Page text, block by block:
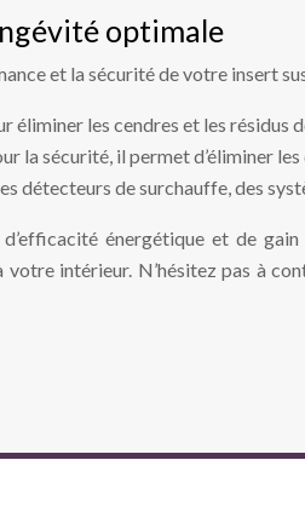
optimale
et la sécurité de votre insert
éliminer les cendres et les résidus
la sécurité, il permet d’éliminer
détecteurs de surchauffe, des
énergétique et de
intérieur. N’hésitez pas à